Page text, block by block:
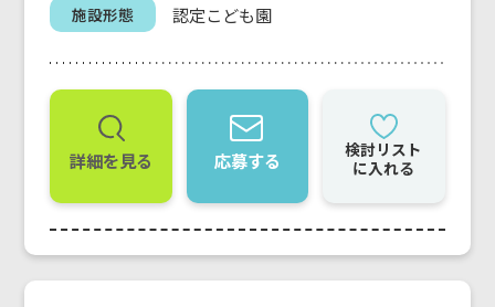
施設形態 認定こども園
詳細を見る 応募する
検討リスト
に入れる